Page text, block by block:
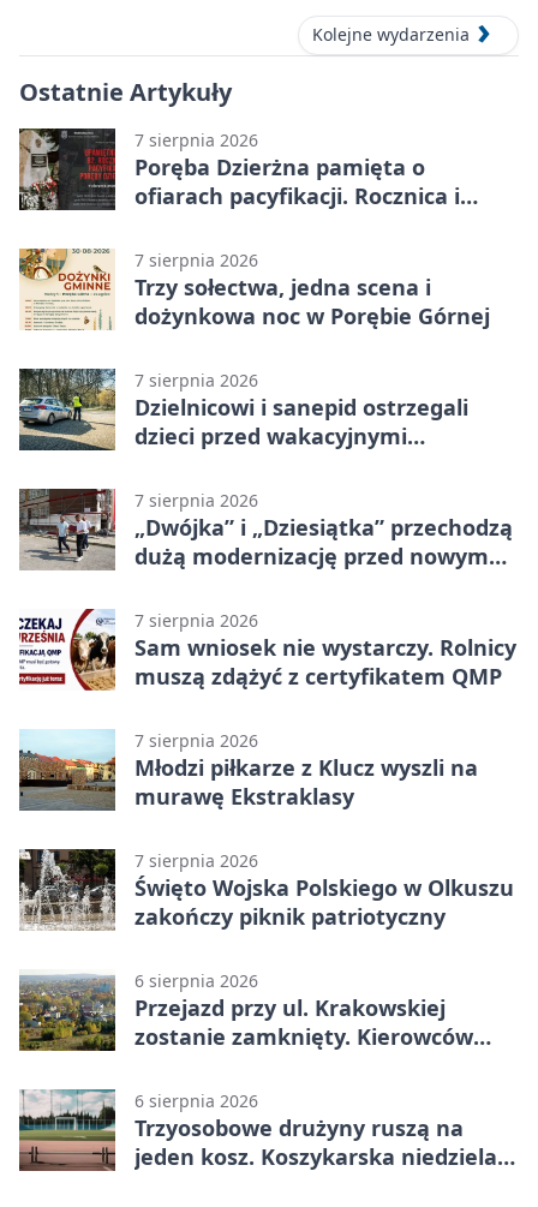
Kolejne wydarzenia
Ostatnie Artykuły
7 sierpnia 2026
Poręba Dzierżna pamięta o
ofiarach pacyfikacji. Rocznica i
7 sierpnia 2026
Trzy sołectwa, jedna scena i
dożynkowa noc w Porębie Górnej
7 sierpnia 2026
Dzielnicowi i sanepid ostrzegali
dzieci przed wakacyjnymi
7 sierpnia 2026
„Dwójka” i „Dziesiątka” przechodzą
dużą modernizację przed nowym
7 sierpnia 2026
Sam wniosek nie wystarczy. Rolnicy
muszą zdążyć z certyfikatem QMP
7 sierpnia 2026
Młodzi piłkarze z Klucz wyszli na
murawę Ekstraklasy
7 sierpnia 2026
Święto Wojska Polskiego w Olkuszu
zakończy piknik patriotyczny
6 sierpnia 2026
Przejazd przy ul. Krakowskiej
zostanie zamknięty. Kierowców
6 sierpnia 2026
Trzyosobowe drużyny ruszą na
jeden kosz. Koszykarska niedziela